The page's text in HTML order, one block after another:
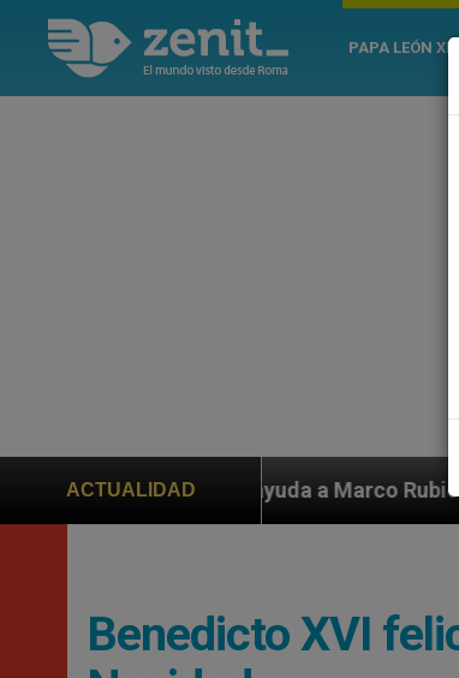
PAPA LEÓN XIV
ACTUALIDAD
ayuda a Marco Rubio ante persecución
Benedicto XVI